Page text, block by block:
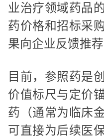
业治疗领域药品
药价格和招标采
果向企业反馈推
目前，参照药是
价值标尺与定价
药（通常为临床
可直接为后续医